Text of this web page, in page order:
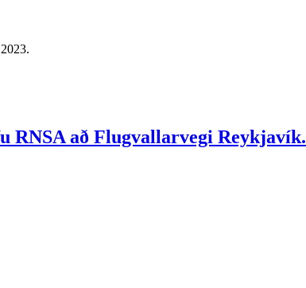
RNSA að Flugvallarvegi Reykjavík.